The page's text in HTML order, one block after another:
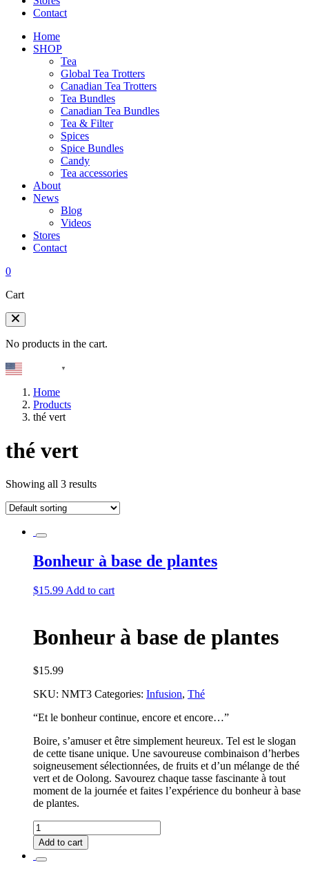
Contact
Home
SHOP
Tea
Global Tea Trotters
Canadian Tea Trotters
Tea Bundles
Canadian Tea Bundles
Tea & Filter
Spices
Spice Bundles
Candy
Tea accessories
About
News
Blog
Videos
Stores
Contact
0
Cart
No products in the cart.
▼
Home
Products
thé vert
thé vert
Showing all 3 results
Bonheur à base de plantes
$15.99 Add to cart
Bonheur à base de plantes
$15.99
SKU: NMT3 Categories: Infusion, Thé
“Et le bonheur continue, encore et encore…”
Boire, s’amuser et être simplement heureux. Tel est le slogan
de cette tisane unique. Une savoureuse combinaison d’herbes
soigneusement sélectionnées, de fruits et d’un mélange de thé
vert et de Oolong. Savourez chaque tasse fascinante à tout
moment de la journée et faites l’expérience du bonheur à base
de plantes.
Bonheur
à
base
de
Add to cart